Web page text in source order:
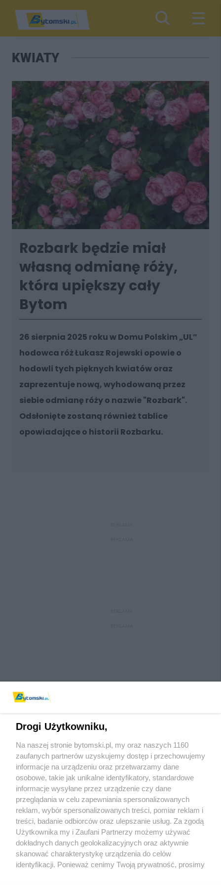
KWIATY
Rozbark będzie miał
własną odmianę róży,
która upiększy cały
Bytom
26 sierpnia 2025 roku w Domu Polskim „UL”
hodowca róż Łukasz Rojewski opowie o
hodowli tych pięknych kwiatów oraz
zaprezentuje nową, wyhodowaną przez
siebie odmianę róży o nazwie "Rozbark".
Odsłonięte zostaną również tablice
opowiadające o historii Rozbarku.
Wydawca mediów lokalnych
Nie zapomnij
zapoznać się z:
polityką prywatności regulamin korzystania z portali
Twojemiasto
Piekary Śląskie
Chorzów
Tarnowskie Góry
Skontaktuj sięz nami
Kontakt
Wydawca
Pogoda
Drogi Użytkowniku,
Na naszej stronie bytomski.pl, my oraz naszych 1160
zaufanych partnerów uzyskujemy dostęp i przechowujemy
informacje na urządzeniu oraz przetwarzamy dane
osobowe, takie jak unikalne identyfikatory, standardowe
informacje wysyłane przez urządzenie czy dane
przeglądania w celu zapewniania spersonalizowanych
reklam, wybór spersonalizowanych treści, pomiar reklam i
treści, badanie odbiorców oraz ulepszanie usług. Za zgodą
Użytkownika my i Zaufani Partnerzy możemy używać
dokładnych danych geolokalizacyjnych oraz aktywnie
skanować charakterystykę urządzenia do celów
identyfikacji. Ponieważ cenimy Twoją prywatność, prosimy